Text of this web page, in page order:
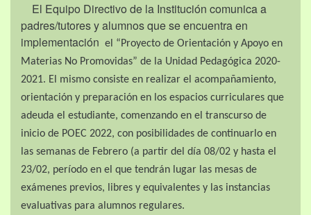
El Equipo Directivo de la Institución comunica a
padres/tutores y alumnos que se encuentra en
implementación el “Proyecto de Orientación y Apoyo en
Materias No Promovidas” de la Unidad Pedagógica 2020-
2021. El mismo consiste en realizar el acompañamiento,
orientación y preparación en los espacios curriculares que
adeuda el estudiante, comenzando en el transcurso de
inicio de POEC 2022, con posibilidades de continuarlo en
las semanas de Febrero (a partir del día 08/02 y hasta el
23/02, período en el que tendrán lugar las mesas de
exámenes previos, libres y equivalentes y las instancias
evaluativas para alumnos regulares.